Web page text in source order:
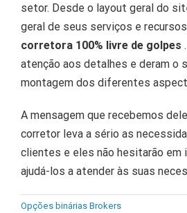
setor. Desde o layout geral do
geral de seus serviços e
corretora 100% livre de golpes .
atenção aos detalhes e deram o
montagem dos diferentes
A mensagem que recebemos
corretor leva a sério as
clientes e eles não hesitarão em
ajudá-los a atender às suas
Opções binárias Brokers